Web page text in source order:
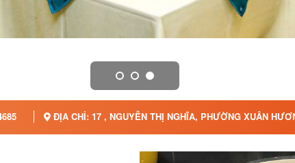
ĐỊA CHỈ: 17 , NGUYỄN THỊ NGHĨA, PHƯỜNG XUÂN